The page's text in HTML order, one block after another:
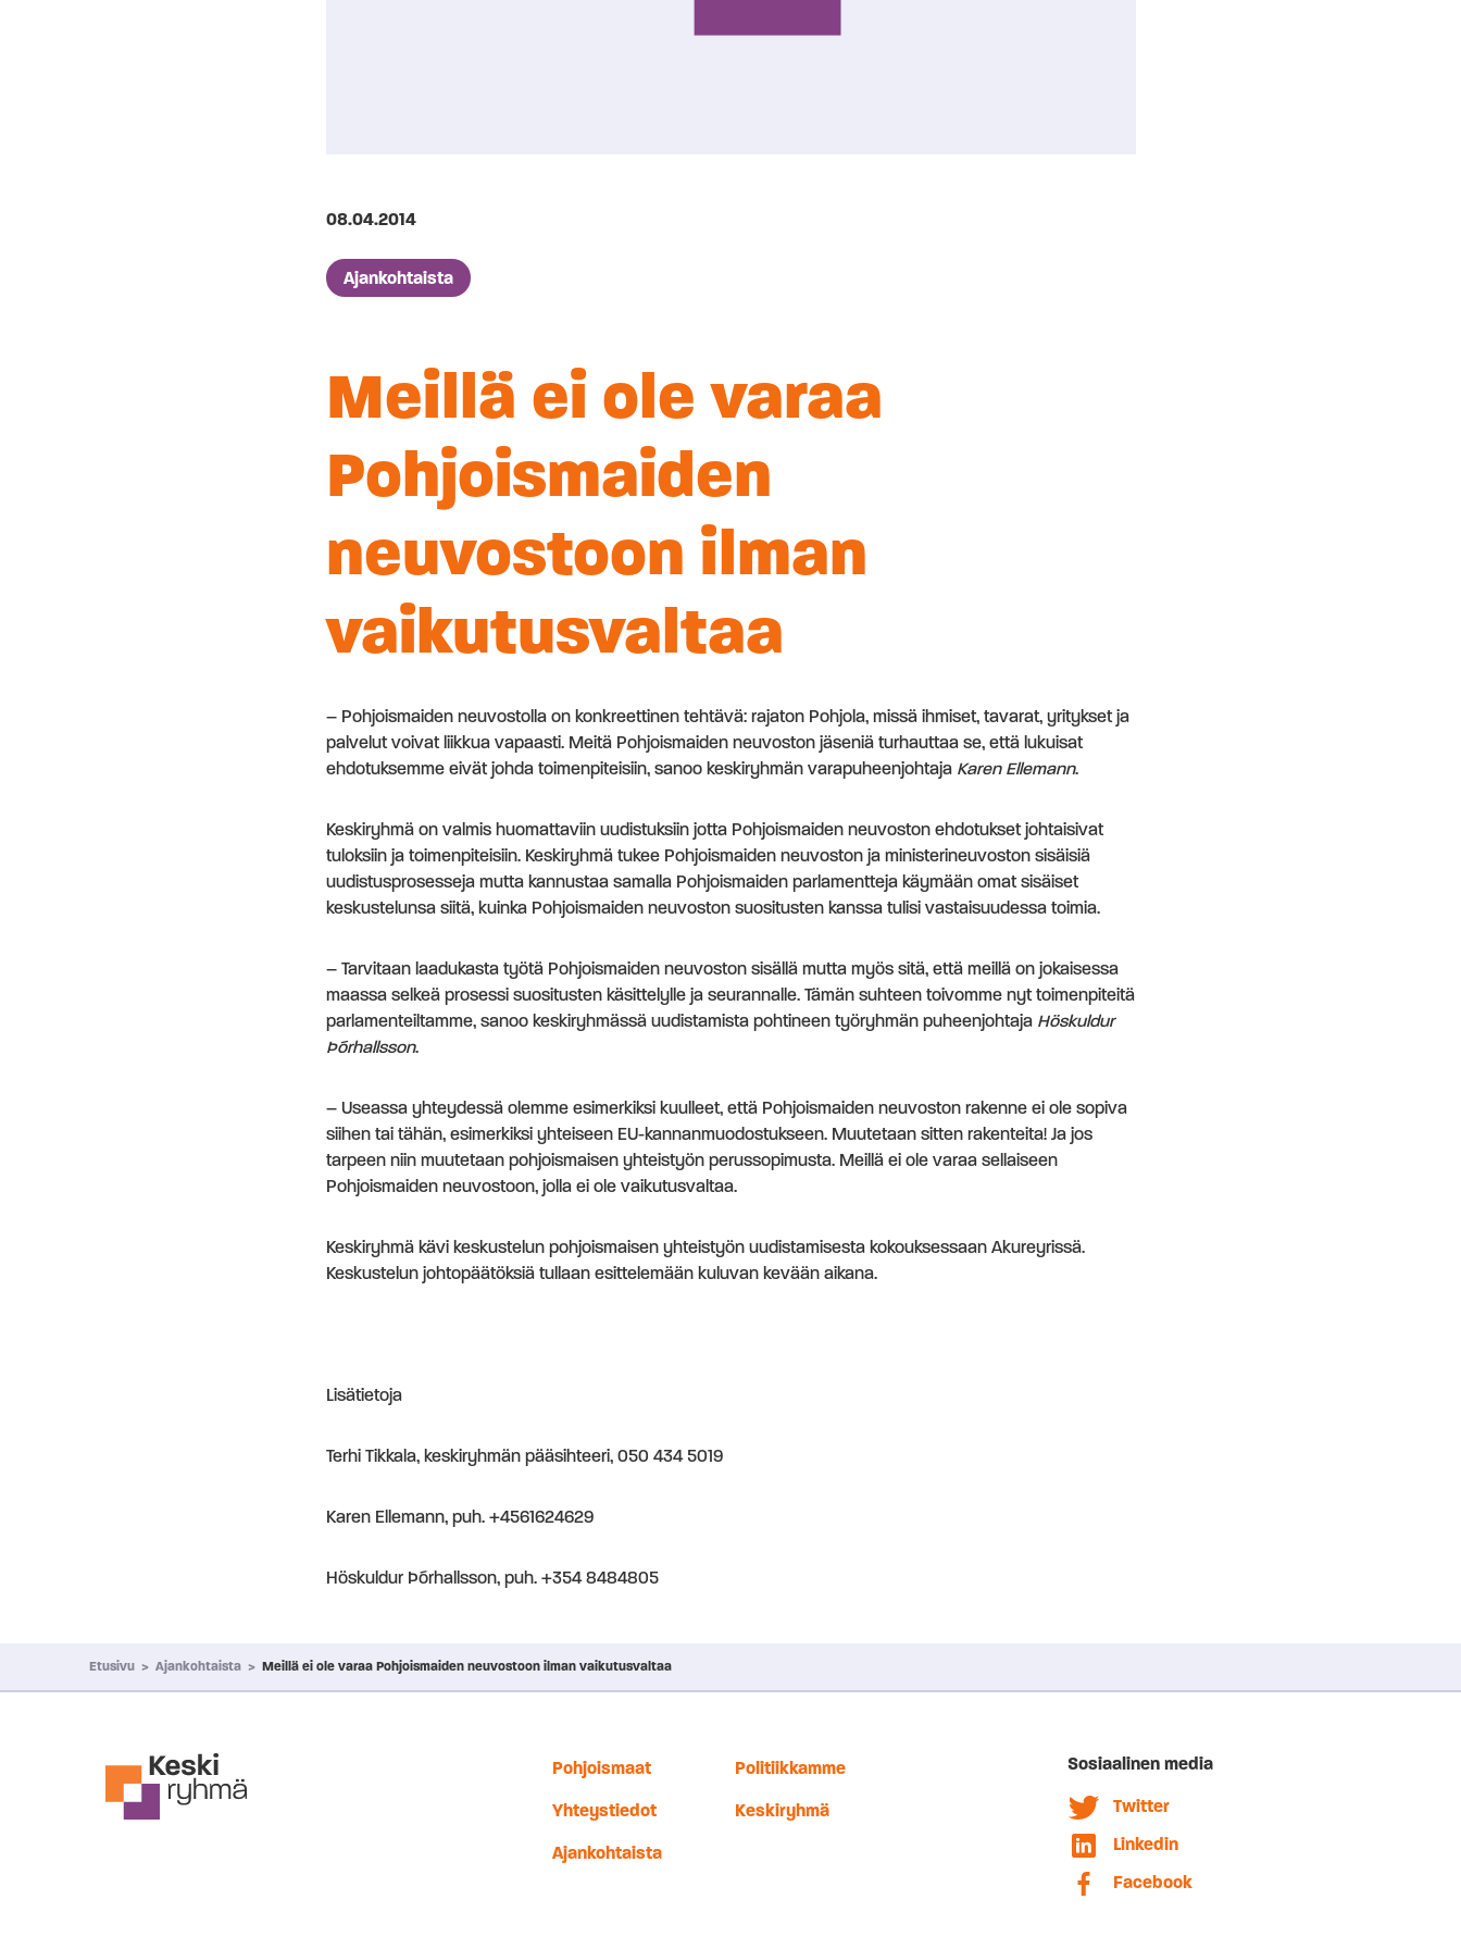
Julkaistu
08.04.2014
Artikkelien kategoriat
Ajankohtaista
Meillä ei ole varaa
Pohjoismaiden
neuvostoon ilman
vaikutusvaltaa
– Pohjoismaiden neuvostolla on konkreettinen tehtävä: rajaton Pohjola, missä ihmiset, tavarat, yritykset ja
palvelut voivat liikkua vapaasti. Meitä Pohjoismaiden neuvoston jäseniä turhauttaa se, että lukuisat
ehdotuksemme eivät johda toimenpiteisiin, sanoo keskiryhmän varapuheenjohtaja Karen Ellemann.
Keskiryhmä on valmis huomattaviin uudistuksiin jotta Pohjoismaiden neuvoston ehdotukset johtaisivat
tuloksiin ja toimenpiteisiin. Keskiryhmä tukee Pohjoismaiden neuvoston ja ministerineuvoston sisäisiä
uudistusprosesseja mutta kannustaa samalla Pohjoismaiden parlamentteja käymään omat sisäiset
keskustelunsa siitä, kuinka Pohjoismaiden neuvoston suositusten kanssa tulisi vastaisuudessa toimia.
– Tarvitaan laadukasta työtä Pohjoismaiden neuvoston sisällä mutta myös sitä, että meillä on jokaisessa
maassa selkeä prosessi suositusten käsittelylle ja seurannalle. Tämän suhteen toivomme nyt toimenpiteitä
parlamenteiltamme, sanoo keskiryhmässä uudistamista pohtineen työryhmän puheenjohtaja Höskuldur
Þórhallsson.
– Useassa yhteydessä olemme esimerkiksi kuulleet, että Pohjoismaiden neuvoston rakenne ei ole sopiva
siihen tai tähän, esimerkiksi yhteiseen EU-kannanmuodostukseen. Muutetaan sitten rakenteita! Ja jos
tarpeen niin muutetaan pohjoismaisen yhteistyön perussopimusta. Meillä ei ole varaa sellaiseen
Pohjoismaiden neuvostoon, jolla ei ole vaikutusvaltaa.
Keskiryhmä kävi keskustelun pohjoismaisen yhteistyön uudistamisesta kokouksessaan Akureyrissä.
Keskustelun johtopäätöksiä tullaan esittelemään kuluvan kevään aikana.
Lisätietoja
Terhi Tikkala, keskiryhmän pääsihteeri, 050 434 5019
Karen Ellemann, puh. +4561624629
Höskuldur Þórhallsson, puh. +354 8484805
Etusivu > Ajankohtaista > Meillä ei ole varaa Pohjoismaiden neuvostoon ilman vaikutusvaltaa
Pohjoismaat Politiikkamme
Yhteystiedot Keskiryhmä
Ajankohtaista
Sosiaalinen media
Twitter
Linkedin
Facebook